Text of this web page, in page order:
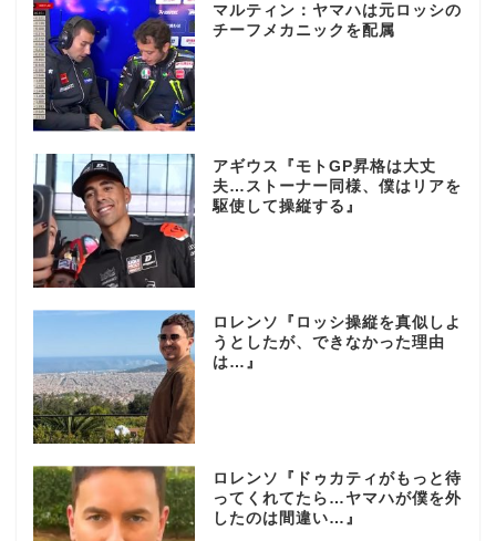
マルティン：ヤマハは元ロッシの
チーフメカニックを配属
アギウス『モトGP昇格は大丈
夫…ストーナー同様、僕はリアを
駆使して操縦する』
ロレンソ『ロッシ操縦を真似しよ
うとしたが、できなかった理由
は…』
ロレンソ『ドゥカティがもっと待
ってくれてたら…ヤマハが僕を外
したのは間違い…』